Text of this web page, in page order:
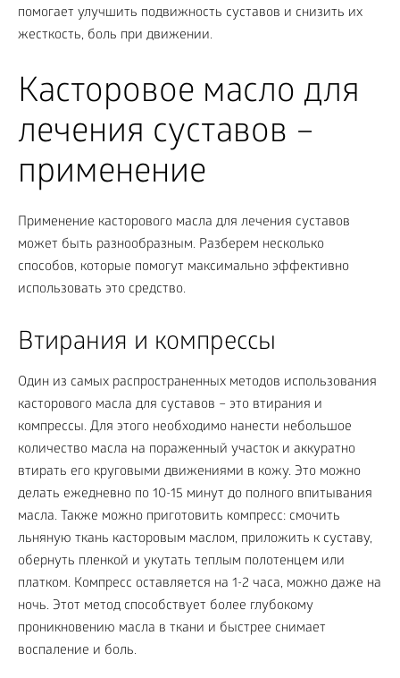
помогает улучшить подвижность суставов и снизить их
жесткость, боль при движении.
Касторовое масло для
лечения суставов –
применение
Применение касторового масла для лечения суставов
может быть разнообразным. Разберем несколько
способов, которые помогут максимально эффективно
использовать это средство.
Втирания и компрессы
Один из самых распространенных методов использования
касторового масла для суставов – это втирания и
компрессы. Для этого необходимо нанести небольшое
количество масла на пораженный участок и аккуратно
втирать его круговыми движениями в кожу. Это можно
делать ежедневно по 10-15 минут до полного впитывания
масла. Также можно приготовить компресс: смочить
льняную ткань касторовым маслом, приложить к суставу,
обернуть пленкой и укутать теплым полотенцем или
платком. Компресс оставляется на 1-2 часа, можно даже на
ночь. Этот метод способствует более глубокому
проникновению масла в ткани и быстрее снимает
воспаление и боль.